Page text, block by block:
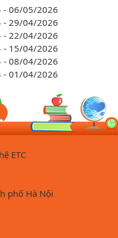
- 06/05/2026
- 29/04/2026
- 22/04/2026
- 15/04/2026
- 08/04/2026
- 01/04/2026
ETC
phố Hà Nội